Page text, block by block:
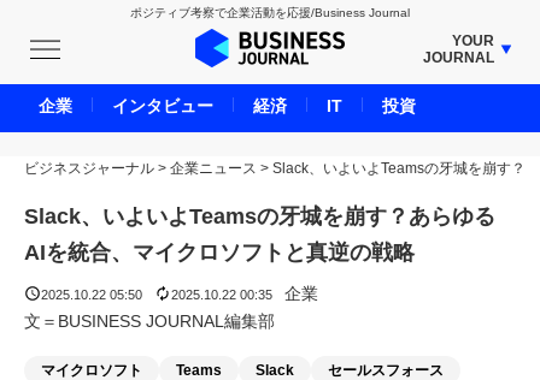
ポジティブ考察で企業活動を応援/Business Journal
YOUR
JOURNAL
BUSINESS JOURNAL
UNICORN JOURNAL
CARBON CREDITS JOURNAL
IVS JOURNAL
ENERGY MANAGEMENT JOURNAL
LIFE ENDING JOURNAL
ビジネスジャーナル > 企業ニュース > Slack、いよいよTeamsの牙城を崩す？
Slack、いよいよTeamsの牙城を崩す？あらゆる
AIを統合、マイクロソフトと真逆の戦略
2025.10.22 05:50 2025.10.22 00:35
企業
文＝BUSINESS JOURNAL編集部
マイクロソフト Teams Slack セールスフォース
企業 インタビュー 経済 IT 投資